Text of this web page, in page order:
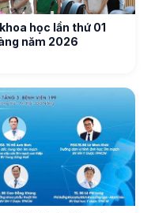
học lần thứ 01
năm 2026